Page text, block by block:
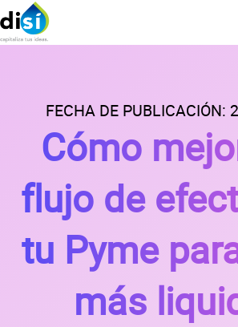
Factoraje electrónico
Crédito simple
Crédito revolvente
Simulador factoraje electrónico
Simulador crédito simple
Simulador crédito revolvente
Sobre DiSí
Nuestra misión
¿Qué es DiSí?
Lo que ofrecemos
Lo que dicen nuestros clientes
Alianzas
Contacto
Prensa
FECHA DE
Cómo
flujo de
tu Pyme
más